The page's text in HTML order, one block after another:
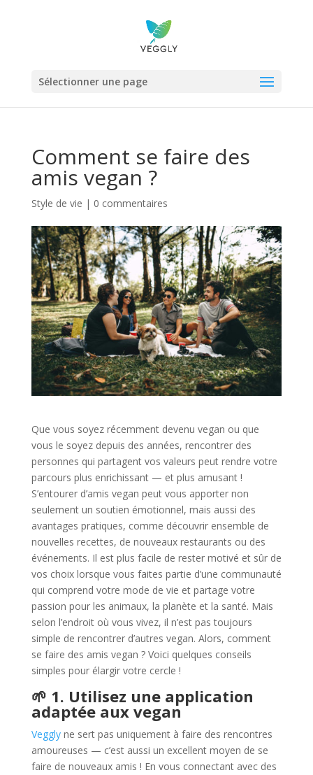
Sélectionner une page
Comment se faire des
amis vegan ?
Style de vie | 0 commentaires
Que vous soyez récemment devenu vegan ou que
vous le soyez depuis des années, rencontrer des
personnes qui partagent vos valeurs peut rendre votre
parcours plus enrichissant — et plus amusant !
S’entourer d’amis vegan peut vous apporter non
seulement un soutien émotionnel, mais aussi des
avantages pratiques, comme découvrir ensemble de
nouvelles recettes, de nouveaux restaurants ou des
événements. Il est plus facile de rester motivé et sûr de
vos choix lorsque vous faites partie d’une communauté
qui comprend votre mode de vie et partage votre
passion pour les animaux, la planète et la santé. Mais
selon l’endroit où vous vivez, il n’est pas toujours
simple de rencontrer d’autres vegan. Alors, comment
se faire des amis vegan ? Voici quelques conseils
simples pour élargir votre cercle !
🌱 1. Utilisez une application
adaptée aux vegan
Veggly ne sert pas uniquement à faire des rencontres
amoureuses — c’est aussi un excellent moyen de se
faire de nouveaux amis ! En vous connectant avec des